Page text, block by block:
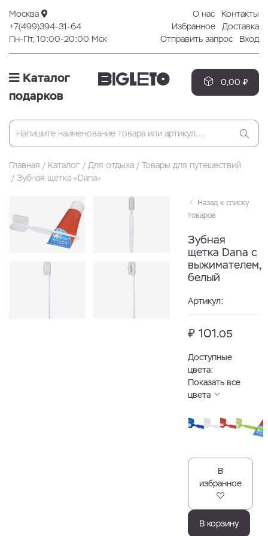
Москва
+7(499)394-31-64
Пн-Пт, 10:00-20:00 Мск
О нас
Контакты
Избранное
Доставка
Отправить запрос
Вход
Каталог
подарков
0,00 ₽
Главная Каталог Для отдыха
Товары для путешествий
Зубная щетка «Dana»
Назад к списку
товаров
Зубная
щетка Dana с
выжимателем,
белый
Артикул:
₽ 101.05
Доступные
цвета:
Показать все
цвета
В
избранное
В корзину